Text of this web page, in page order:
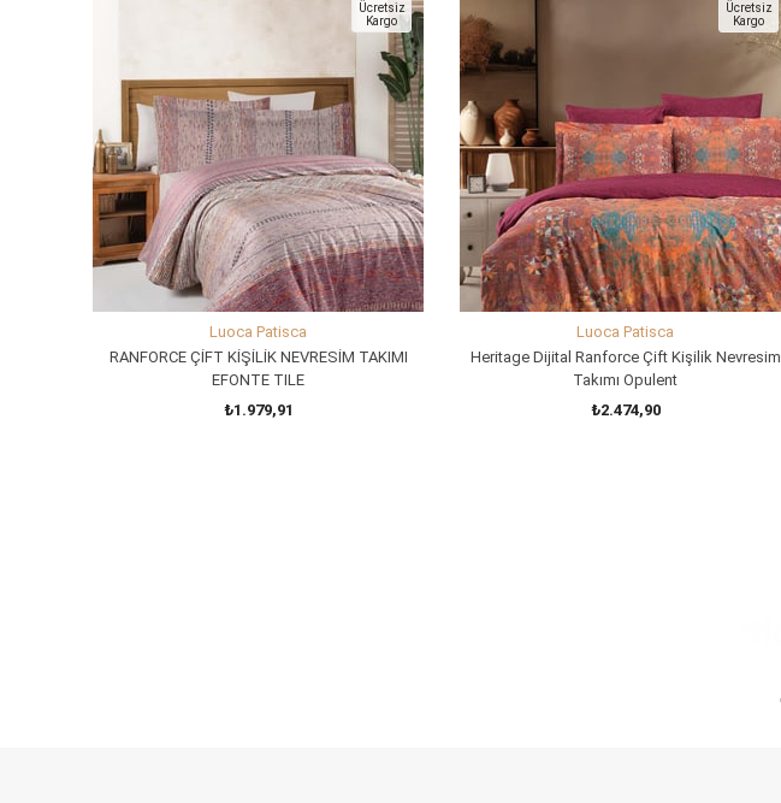
Ücretsiz
Kargo
Luoca Patisca
RANFORCE ÇİFT KİŞİLİK NEVRESİM TAKIMI
EFONTE TILE
₺1.979,91
Ücretsiz
Kargo
Luoca Patisca
Heritage Dijital Ranforce Çift Kişilik Nevresim
Takımı Opulent
₺2.474,90